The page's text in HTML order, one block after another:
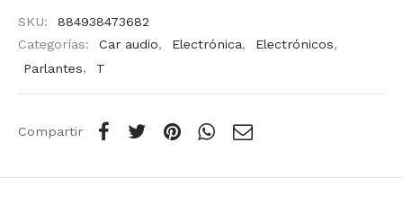
SKU:
884938473682
Categorías:
Car audio, Electrónica, Electrónicos,
Parlantes, T
Compartir